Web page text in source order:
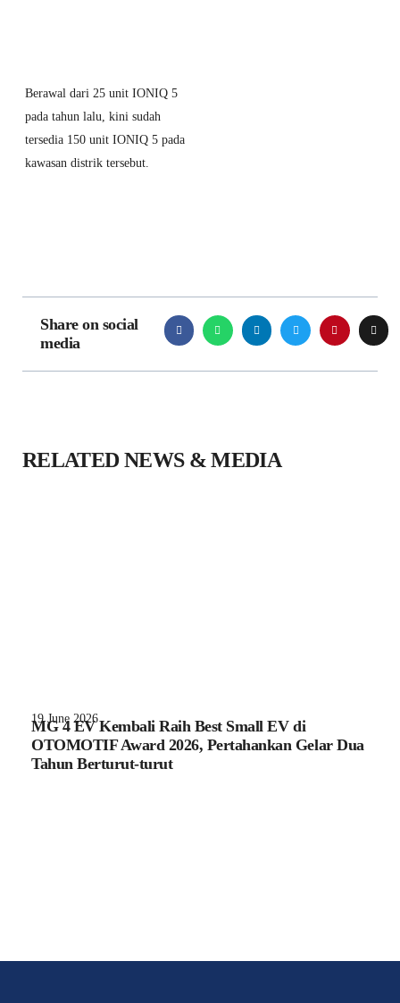
Berawal dari 25 unit IONIQ 5
pada tahun lalu, kini sudah
tersedia 150 unit IONIQ 5 pada
kawasan distrik tersebut.
Share on social
media
RELATED NEWS & MEDIA
19 June 2026
MG 4 EV Kembali Raih Best Small EV di
OTOMOTIF Award 2026, Pertahankan Gelar Dua
Tahun Berturut-turut